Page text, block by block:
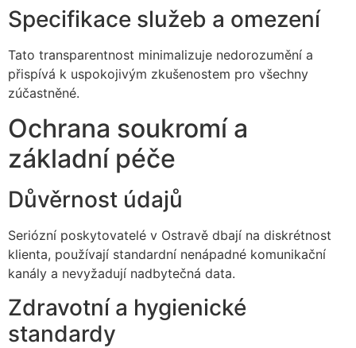
Specifikace služeb a omezení
Tato transparentnost minimalizuje nedorozumění a
přispívá k uspokojivým zkušenostem pro všechny
zúčastněné.
Ochrana soukromí a
základní péče
Důvěrnost údajů
Seriózní poskytovatelé v Ostravě dbají na diskrétnost
klienta, používají standardní nenápadné komunikační
kanály a nevyžadují nadbytečná data.
Zdravotní a hygienické
standardy